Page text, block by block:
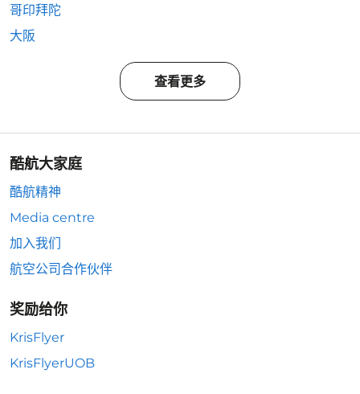
哥印拜陀
大阪
查看更多
酷航大家庭
酷航精神
Media centre
加入我们
航空公司合作伙伴
奖励给你
KrisFlyer
KrisFlyerUOB